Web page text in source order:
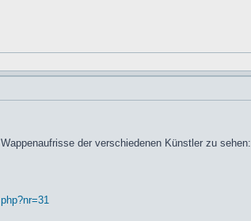
der verschiedenen Künstler zu sehen: